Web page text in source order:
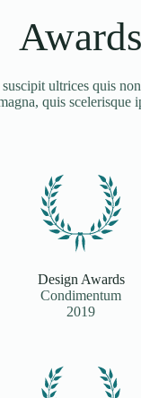
Awards
ultrices quis
quis scelerisque
Design Awards
Condimentum
2019